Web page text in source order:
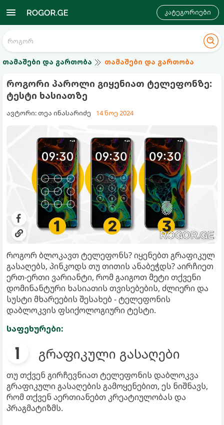
კატეგორიები
თამაშები და გართობა თამაშები და გართობა
როგორი პაროლი გიყენიათ ტელეფონზე:
ტესტი ხასიათზე
ავტორი: თეა ინასარიძე 14 ნოე 2024
როგორ ბლოკავთ ტელეფონს? იყენებთ გრაფიკულ
გასაღებს, პინკოდს თუ თითის ანაბეჭდს? აირჩიეთ
ერთ-ერთი ვარიანტი, რომ გაიგოთ მეტი თქვენი
დომინანტური ხასიათის თვისებების, ძლიერი და
სუსტი მხარეების შესახებ - ტელეფონის
დაბლოკვის ფსიქოლოგიური ტესტი.
საფეხურები:
გრაფიკული გასაღები
თუ თქვენ გირჩევნიათ ტელეფონის დაბლოკვა
გრაფიკული გასაღების გამოყენებით, ეს ნიშნავს,
რომ თქვენ აერთიანებთ კრეატიულობას და
პრაგმატიზმს.